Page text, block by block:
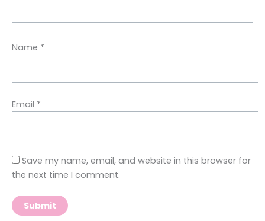
Name *
Email *
Save my name, email, and website in this browser for
the next time I comment.